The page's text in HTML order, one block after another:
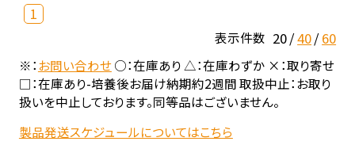
1
表示件数 20 40 60
※：お問い合わせ○：在庫あり △：在庫わずか ×：取り寄せ
□：在庫あり-培養後お届け納期約2週間 取扱中止：お取り
扱いを中止しております。同等品はございません。
製品発送スケジュールについてはこちら